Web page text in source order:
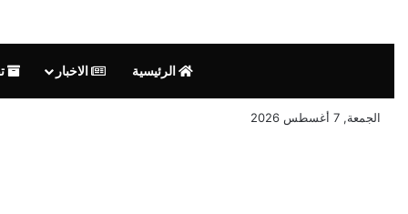
الرئيسية الاخبار
الجمعة, 7 أغسطس 2026